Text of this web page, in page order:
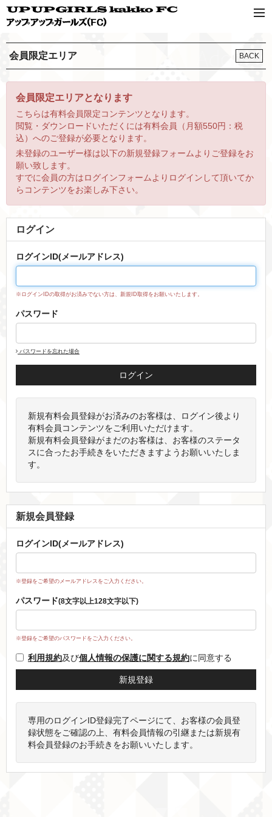
会員限定エリア BACK
会員限定エリアとなります
こちらは有料会員限定コンテンツとなります。
閲覧・ダウンロードいただくには有料会員（月額550円：税
込）へのご登録が必要となります。
未登録のユーザー様は以下の新規登録フォームよりご登録をお
願い致します。
すでに会員の方はログインフォームよりログインして頂いてか
らコンテンツをお楽しみ下さい。
ログイン
ログインID(メールアドレス)
※ログインIDの取得がお済みでない方は、新規ID取得をお願いいたします。
パスワード
パスワードを忘れた場合
新規有料会員登録がお済みのお客様は、ログイン後より
有料会員コンテンツをご利用いただけます。
新規有料会員登録がまだのお客様は、お客様のステータ
スに合ったお手続きをいただきますようお願いいたしま
す。
新規会員登録
ログインID(メールアドレス)
※登録をご希望のメールアドレスをご入力ください。
パスワード(8文字以上128文字以下)
※登録をご希望のパスワードをご入力ください。
利用規約及び個人情報の保護に関する規約に同意する
専用のログインID登録完了ページにて、お客様の会員登
録状態をご確認の上、有料会員情報の引継または新規有
料会員登録のお手続きをお願いいたします。